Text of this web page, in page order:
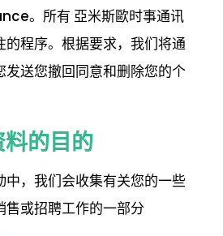
。所有 亞米斯歐时事通讯
的程序。根据要求，我们将通
发送您撤回同意和删除您的个
的目的
中，我们会收集有关您的一些
售或招聘工作的一部分